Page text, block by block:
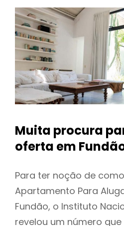
Muita procura
oferta em
Para ter noção de
Apartamento Para
Fundão, o Instituto
revelou um número